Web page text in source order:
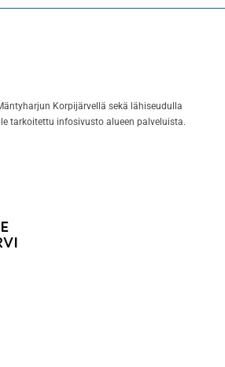
Korpijärvellä sekä lähiseudulla
tarkoitettu infosivusto alueen palveluista.